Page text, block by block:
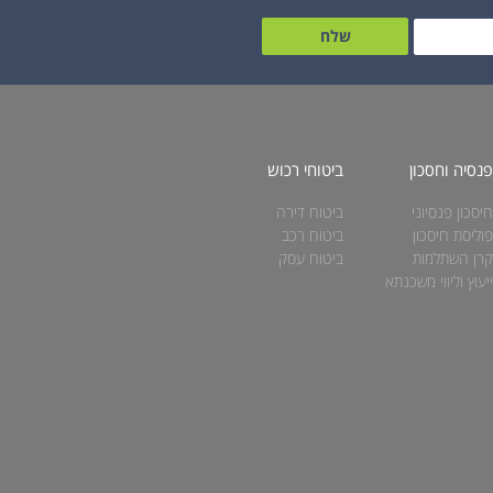
שלח
פנסיה וחסכון
חיסכון פנסיוני
פוליסת חיסכון
קרן השתלמות
ייעוץ וליווי משכנתא
ביטוחי רכוש
ביטוח דירה
ביטוח רכב
ביטוח עסק